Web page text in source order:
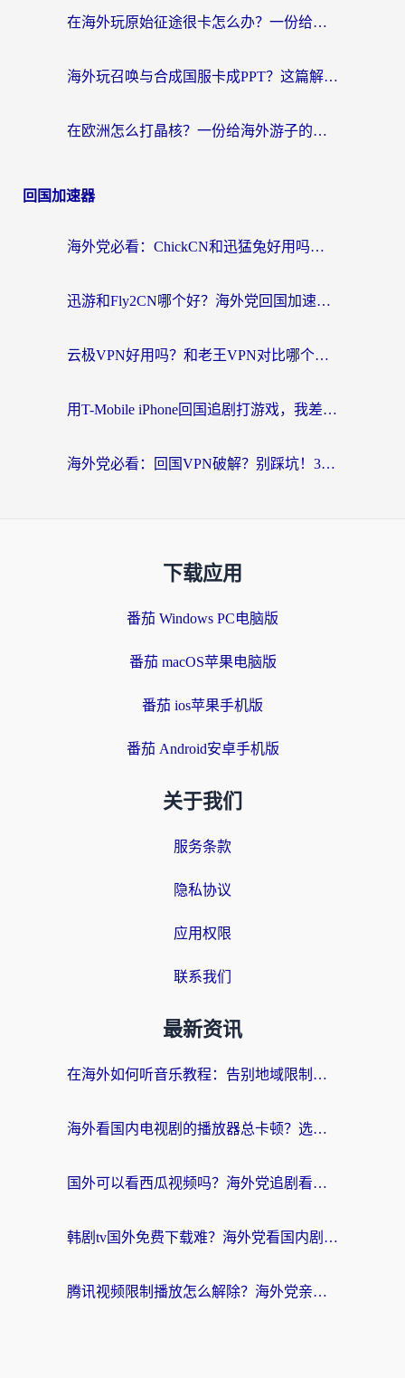
在海外玩原始征途很卡怎么办？一份给游子的终极指南
海外玩召唤与合成国服卡成PPT？这篇解决办法让你丝滑操作
在欧洲怎么打晶核？一份给海外游子的网络加速生存指南
回国加速器
海外党必看：ChickCN和迅猛兔好用吗？3招教你选对回国加速器
迅游和Fly2CN哪个好？海外党回国加速器真实测评与选择心法
云极VPN好用吗？和老王VPN对比哪个回国效果更好？海外党必看的真实体验指南
用T-Mobile iPhone回国追剧打游戏，我差点把手机砸了
海外党必看：回国VPN破解？别踩坑！3步选对加速器无缝刷国内资源
下载应用
番茄 Windows PC电脑版
番茄 macOS苹果电脑版
番茄 ios苹果手机版
番茄 Android安卓手机版
关于我们
服务条款
隐私协议
应用权限
联系我们
最新资讯
在海外如何听音乐教程：告别地域限制，随时听见国内的声音
海外看国内电视剧的播放器总卡顿？选对回国加速器才是关键
国外可以看西瓜视频吗？海外党追剧看片的终极解决方案
韩剧tv国外免费下载难？海外党看国内剧的加速器选择指南（附实用技巧）
腾讯视频限制播放怎么解除？海外党亲测有效的回国加速指南